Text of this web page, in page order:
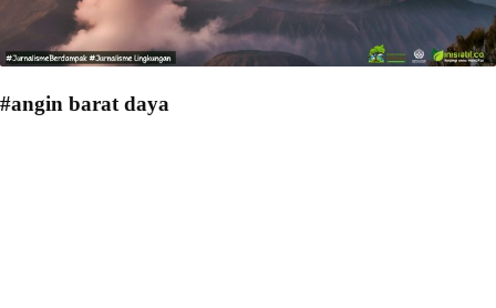
#angin barat daya